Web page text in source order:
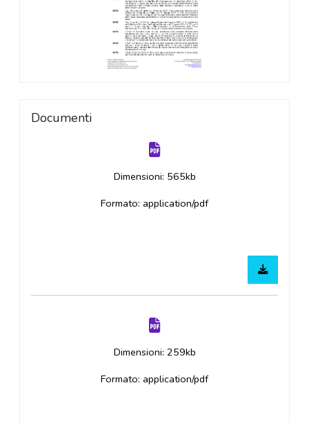
Documenti
Dimensioni: 565kb
Formato: application/pdf
Dimensioni: 259kb
Formato: application/pdf